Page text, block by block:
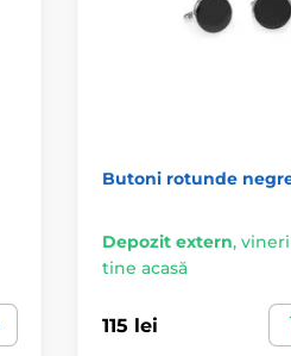
Butoni rotunde
Depozit extern, vineri
tine acasă
115 lei